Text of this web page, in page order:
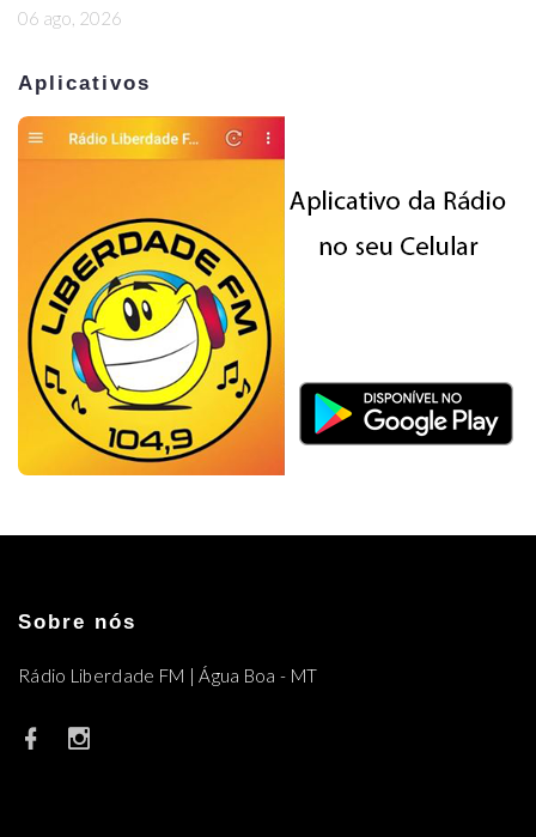
06 ago, 2026
Aplicativos
Sobre nós
Rádio Liberdade FM | Água Boa - MT